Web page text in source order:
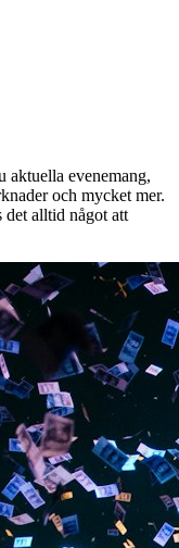
aktuella evenemang,
och mycket mer.
det alltid något att